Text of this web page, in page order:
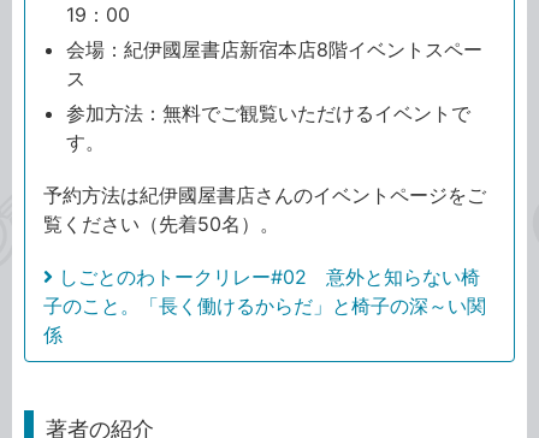
19：00
会場：紀伊國屋書店新宿本店8階イベントスペー
ス
参加方法：無料でご観覧いただけるイベントで
す。
予約方法は紀伊國屋書店さんのイベントページをご
覧ください（先着50名）。
しごとのわトークリレー#02 意外と知らない椅
子のこと。「長く働けるからだ」と椅子の深～い関
係
著者の紹介